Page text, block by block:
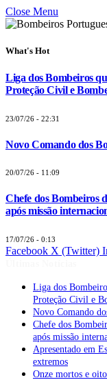
Close Menu
What's Hot
Liga dos Bombeiros
Proteção Civil e
23/07/26 - 22:31
Novo Comando dos
20/07/26 - 11:09
Chefe dos Bombeiros
após missão
17/07/26 - 0:13
Facebook X (Twitter)
Liga dos
Proteção Civil e
Novo Comando
Chefe dos
após missão
Apresentado em
extremos
Onze mortos e